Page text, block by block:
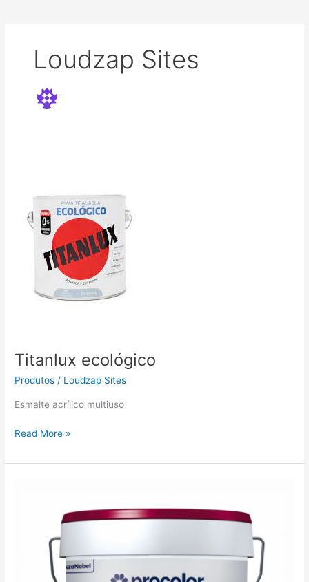
Loudzap Sites
Titanlux ecológico
Produtos / Loudzap Sites
Esmalte acrílico multiuso
Read More »